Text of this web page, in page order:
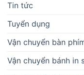
Tin tức
Tuyển dụng
Vận chuyển bàn
Vận chuyển bánh in